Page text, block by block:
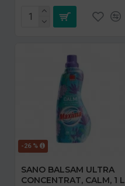
-26 %
SANO BALSAM ULTRA
CONCENTRAT, CALM, 1 L